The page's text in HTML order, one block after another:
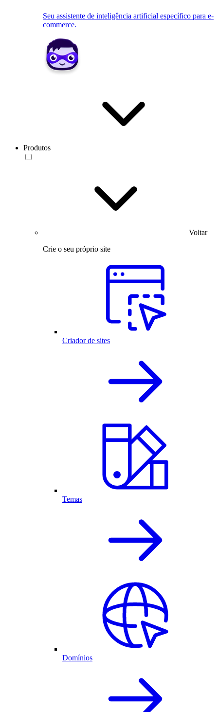
Seu assistente de inteligência artificial específico para e-
commerce.
Produtos
Voltar
Crie o seu próprio site
Criador de sites
Temas
Domínios